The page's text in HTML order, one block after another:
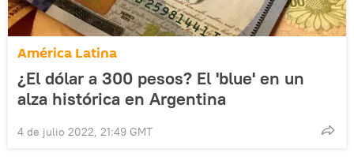
América Latina
¿El dólar a 300 pesos? El 'blue' en un
alza histórica en Argentina
4 de julio 2022, 21:49 GMT